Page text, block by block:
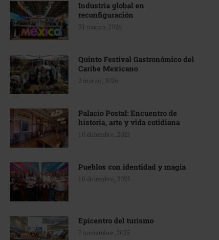
Industria global en
reconfiguración
31 marzo, 2026
Quinto Festival Gastronómico del
Caribe Mexicano
2 marzo, 2026
Palacio Postal: Encuentro de
historia, arte y vida cotidiana
10 diciembre, 2025
Pueblos con identidad y magia
10 diciembre, 2025
Epicentro del turismo
7 noviembre, 2025